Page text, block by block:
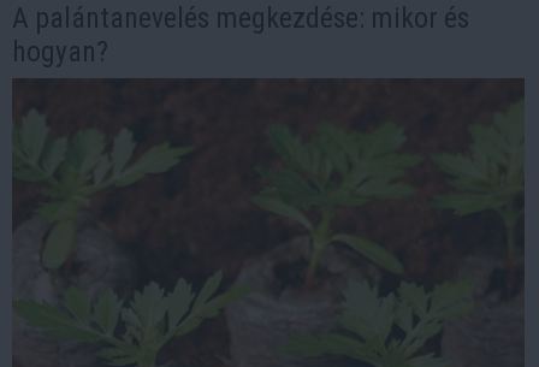
A palántanevelés megkezdése: mikor és
hogyan?